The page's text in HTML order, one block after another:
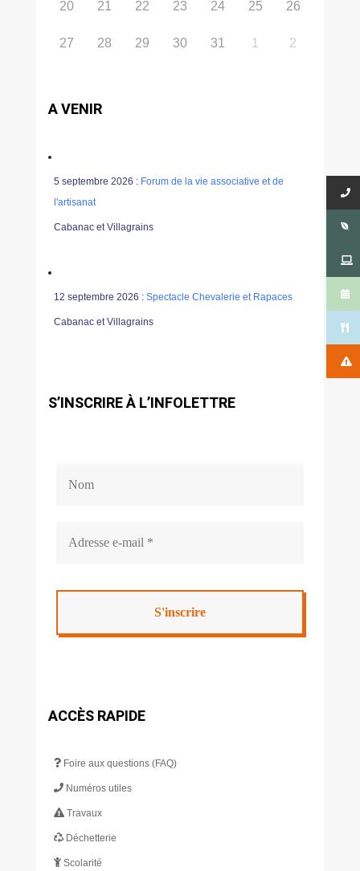
20 21 22 23 24 25 26
27 28 29 30 31 1 2
A VENIR
5 septembre 2026 : Forum de la vie associative et de
l'artisanat
Cabanac et Villagrains
12 septembre 2026 : Spectacle Chevalerie et Rapaces
Cabanac et Villagrains
S’INSCRIRE À L’INFOLETTRE
ACCÈS RAPIDE
Foire aux questions (FAQ)
Numéros utiles
Travaux
Déchetterie
Scolarité